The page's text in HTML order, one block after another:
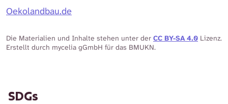
Oekolandbau.de
Die Materialien und Inhalte stehen unter der CC BY-SA 4.0 Lizenz.
Erstellt durch mycelia gGmbH für das BMUKN.
SDGs